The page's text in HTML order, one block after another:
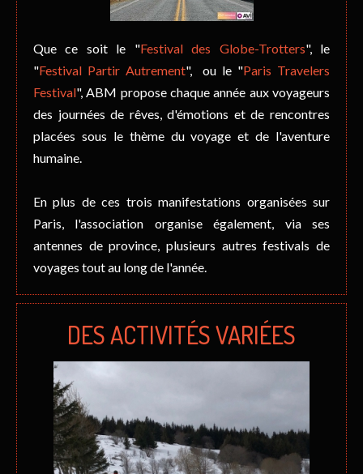
Que ce soit le "Festival des Globe-Trotters", le
"Festival Partir Autrement", ou le "Paris Travelers
Festival", ABM propose chaque année aux voyageurs
des journées de rêves, d'émotions et de rencontres
placées sous le thème du voyage et de l'aventure
humaine.
En plus de ces trois manifestations organisées sur
Paris, l'association organise également, via ses
antennes de province, plusieurs autres festivals de
voyages tout au long de l'année.
DES ACTIVITÉS VARIÉES